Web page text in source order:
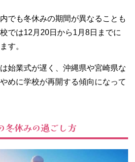
でも冬休みの期間が異なることも
では12月20日から1月8日までに
す。
始業式が遅く、沖縄県や宮崎県な
めに学校が再開する傾向になって
冬休みの過ごし方